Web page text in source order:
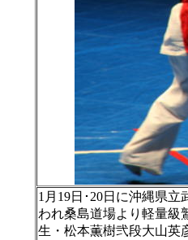
1月19日･20日に沖縄県
われ桑島道場より軽量級
生・松本薫樹弐段大山英